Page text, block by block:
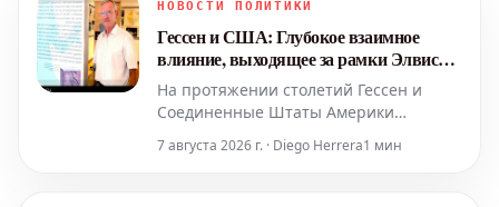
нарушениях и ненадлежащих
условиях в уч
НОВОСТИ ПОЛИТИКИ
Гессен и США: Глубокое взаимное
влияние, выходящее за рамки Элвиса
Пресли
На протяжении столетий Гессен и
Соединенные Штаты Америки
оказывали значительное взаимное
влияние друг на друга. Новая
7 августа 2026 г. · Diego Herrera1 мин